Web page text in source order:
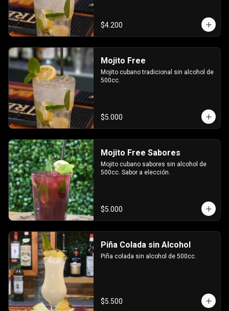
$4.200
Mojito Free
Mojito cubano tradicional sin alcohol de
500cc.
$5.000
Mojito Free Sabores
Mojito cubano sabores sin alcohol de
500cc. Sabor a elección.
$5.000
Piña Colada sin Alcohol
Piña colada sin alcohol de 500cc.
$5.500